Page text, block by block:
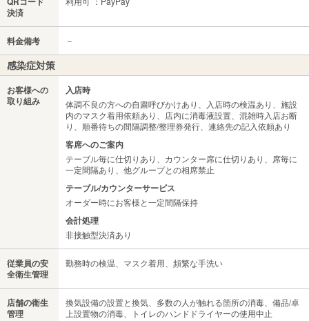
決済
料金備考 －
感染症対策
お客様への
取り組み
入店時
体調不良の方への自粛呼びかけあり、入店時の検温あり、施設
内のマスク着用依頼あり、店内に消毒液設置、混雑時入店お断
り、順番待ちの間隔調整/整理券発行、連絡先の記入依頼あり
客席へのご案内
テーブル毎に仕切りあり、カウンター席に仕切りあり、席毎に
一定間隔あり、他グループとの相席禁止
テーブル/カウンターサービス
オーダー時にお客様と一定間隔保持
会計処理
非接触型決済あり
従業員の安
全衛生管理
勤務時の検温、マスク着用、頻繁な手洗い
店舗の衛生
管理
換気設備の設置と換気、多数の人が触れる箇所の消毒、備品/卓
上設置物の消毒、トイレのハンドドライヤーの使用中止